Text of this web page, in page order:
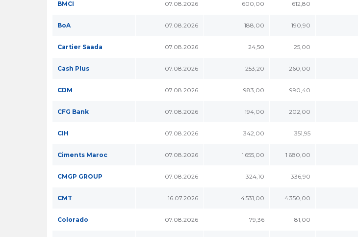
BMCI 07.08.2026 600,00 612,80
BoA 07.08.2026 188,00 190,90
Cartier Saada 07.08.2026 24,50 25,00
Cash Plus 07.08.2026 253,20 260,00
CDM 07.08.2026 983,00 990,40
CFG Bank 07.08.2026 194,00 202,00
CIH 07.08.2026 342,00 351,95
Ciments Maroc 07.08.2026 1 655,00 1 680,00
CMGP GROUP 07.08.2026 324,10 336,90
CMT 16.07.2026 4 531,00 4 350,00
Colorado 07.08.2026 79,36 81,00